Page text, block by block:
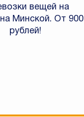
вещей на
на Минской. От 900
рублей!